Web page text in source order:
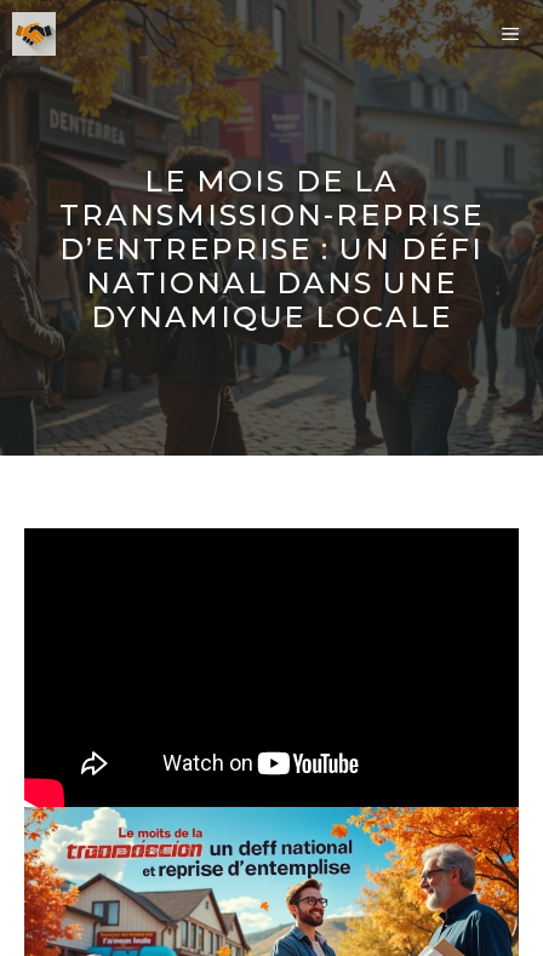
Aller
au
contenu
LE MOIS DE LA
TRANSMISSION-REPRISE
D’ENTREPRISE : UN DÉFI
NATIONAL DANS UNE
DYNAMIQUE LOCALE